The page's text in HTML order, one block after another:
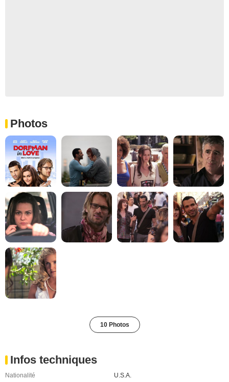
Photos
10 Photos
Infos techniques
Nationalité
U.S.A.